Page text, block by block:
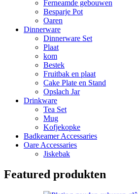
Ferneamde gebouwen
Besparje Pot
Oaren
Dinnerware
Dinnerware Set
Plaat
kom
Bestek
Fruitbak en plaat
Cake Plate en Stand
Opslach Jar
Drinkware
Tea Set
Mug
Kofjekopke
Badkeamer Accessaries
Oare Accessaries
Jiskebak
Featured produkten